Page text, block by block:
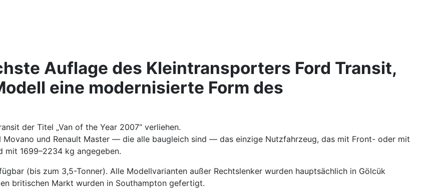
Auflage des Kleintransporters Ford Transit,
eine modernisierte Form des
der Titel „Van of the Year 2007“ verliehen.
Movano und Renault Master — die alle baugleich sind — das einzige Nutzfahrzeug, das mit Front- oder mit
mit 1699–2234 kg angegeben.
(bis zum 3,5-Tonner). Alle Modellvarianten außer Rechtslenker wurden hauptsächlich in Gölcük
britischen Markt wurden in Southampton gefertigt.